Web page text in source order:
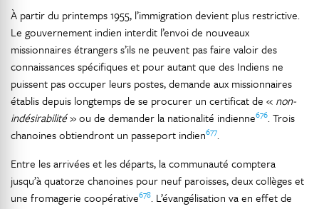
À partir du printemps 1955, l’immigration devient plus restrictive.
Le gouvernement indien interdit l’envoi de nouveaux
missionnaires étrangers s’ils ne peuvent pas faire valoir des
connaissances spécifiques et pour autant que des Indiens ne
puissent pas occuper leurs postes, demande aux missionnaires
établis depuis longtemps de se procurer un certificat de « non-
indésirabilité» ou de demander la nationalité indienne676. Trois
chanoines obtiendront un passeport indien677.
Entre les arrivées et les départs, la communauté comptera
jusqu’à quatorze chanoines pour neuf paroisses, deux collèges et
une fromagerie coopérative678. L’évangélisation va en effet de